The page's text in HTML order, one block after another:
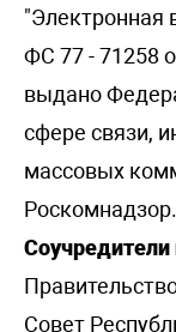
"Электронная
ФС 77 - 71258
выдано
сфере связи,
массовых
Роскомнадзор.
Соучредители
Совет